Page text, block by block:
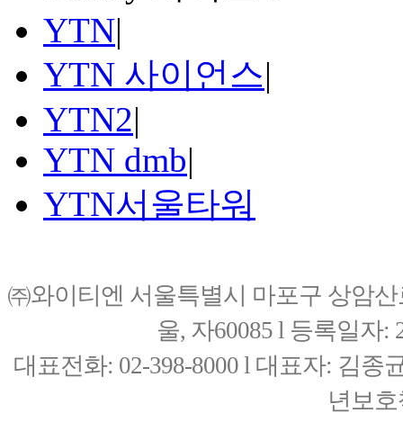
YTN|
YTN 사이언스|
YTN2|
YTN dmb|
YTN서울타워
㈜와이티엔 서울특별시 마포구 상암
울, 자60085 l 등록일자:
대표전화: 02-398-8000 l 대표자: 김종
년보